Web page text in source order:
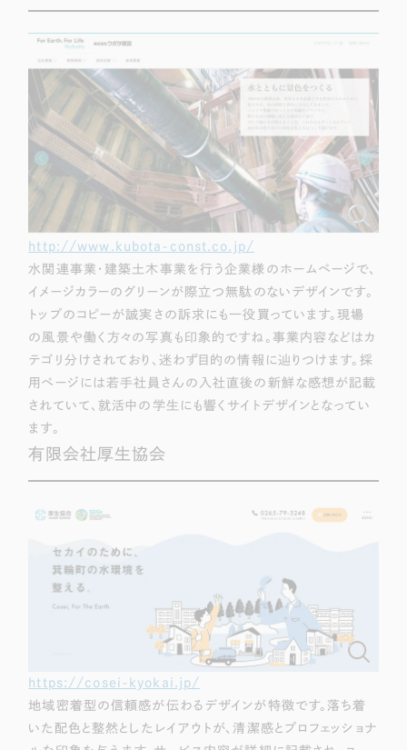
http://www.kubota-const.co.jp/
水関連事業・建築土木事業を行う企業様のホームページで、
イメージカラーのグリーンが際立つ無駄のないデザインです。
トップのコピーが誠実さの訴求にも一役買っています。現場
の風景や働く方々の写真も印象的ですね。事業内容などはカ
テゴリ分けされており、迷わず目的の情報に辿りつけます。採
用ページには若手社員さんの入社直後の新鮮な感想が記載
されていて、就活中の学生にも響くサイトデザインとなってい
ます。
有限会社厚生協会
https://cosei-kyokai.jp/
地域密着型の信頼感が伝わるデザインが特徴です。落ち着
いた配色と整然としたレイアウトが、清潔感とプロフェッショナ